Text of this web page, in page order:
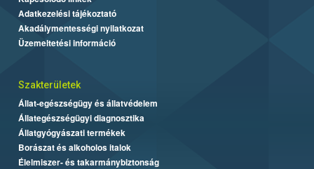
Adatkezelési tájékoztató
Akadálymentességi nyilatkozat
Üzemeltetési információ
Szakterületek
Állat-egészségügy és állatvédelem
Állategészségügyi diagnosztika
Állatgyógyászati termékek
Borászat és alkoholos italok
Élelmiszer- és takarmánybiztonság